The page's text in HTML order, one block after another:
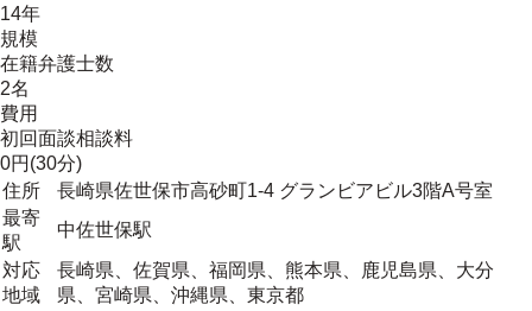
14年
規模
在籍弁護士数
2名
費用
初回面談相談料
0円(30分)
住所
長崎県佐世保市高砂町1-4 グランビアビル3階A号室
最寄
駅
中佐世保駅
対応
地域
長崎県、佐賀県、福岡県、熊本県、鹿児島県、大分
県、宮崎県、沖縄県、東京都